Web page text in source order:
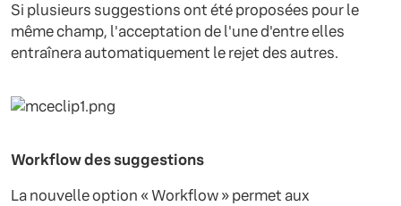
Si plusieurs suggestions ont été proposées pour le
même champ, l'acceptation de l'une d'entre elles
entraînera automatiquement le rejet des autres.
Workflow des suggestions
La nouvelle option « Workflow » permet aux